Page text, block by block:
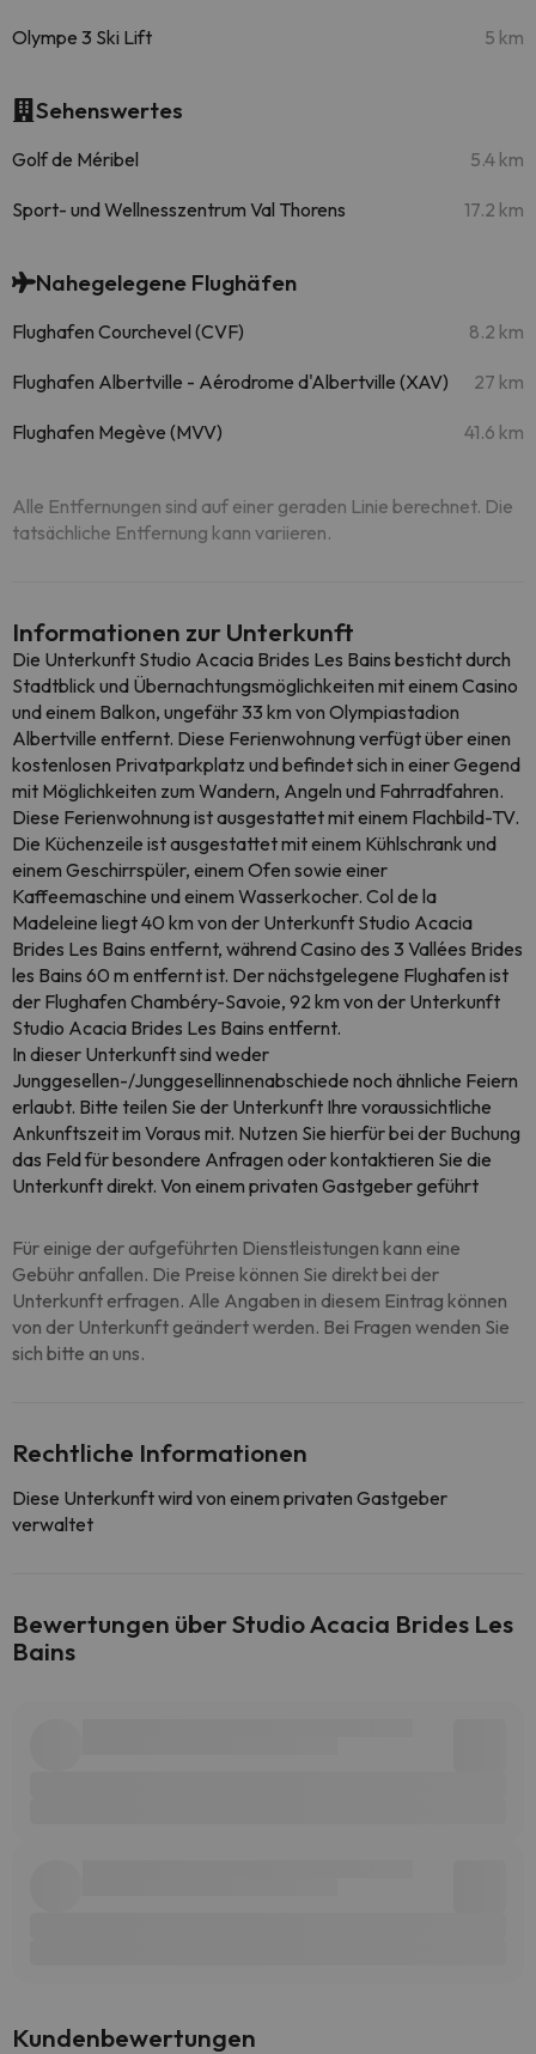
Olympe 3 Ski Lift 5 km
Sehenswertes
Golf de Méribel 5.4 km
Sport- und Wellnesszentrum Val Thorens 17.2 km
Nahegelegene Flughäfen
Flughafen Courchevel (CVF) 8.2 km
Flughafen Albertville - Aérodrome d'Albertville (XAV) 27 km
Flughafen Megève (MVV) 41.6 km
Alle Entfernungen sind auf einer geraden Linie berechnet. Die
tatsächliche Entfernung kann variieren.
Informationen zur Unterkunft
Die Unterkunft Studio Acacia Brides Les Bains besticht durch
Stadtblick und Übernachtungsmöglichkeiten mit einem Casino
und einem Balkon, ungefähr 33 km von Olympiastadion
Albertville entfernt. Diese Ferienwohnung verfügt über einen
kostenlosen Privatparkplatz und befindet sich in einer Gegend
mit Möglichkeiten zum Wandern, Angeln und Fahrradfahren.
Diese Ferienwohnung ist ausgestattet mit einem Flachbild-TV.
Die Küchenzeile ist ausgestattet mit einem Kühlschrank und
einem Geschirrspüler, einem Ofen sowie einer
Kaffeemaschine und einem Wasserkocher. Col de la
Madeleine liegt 40 km von der Unterkunft Studio Acacia
Brides Les Bains entfernt, während Casino des 3 Vallées Brides
les Bains 60 m entfernt ist. Der nächstgelegene Flughafen ist
der Flughafen Chambéry-Savoie, 92 km von der Unterkunft
Studio Acacia Brides Les Bains entfernt.
In dieser Unterkunft sind weder
Junggesellen-/Junggesellinnenabschiede noch ähnliche Feiern
erlaubt. Bitte teilen Sie der Unterkunft Ihre voraussichtliche
Ankunftszeit im Voraus mit. Nutzen Sie hierfür bei der Buchung
das Feld für besondere Anfragen oder kontaktieren Sie die
Unterkunft direkt. Von einem privaten Gastgeber geführt
Für einige der aufgeführten Dienstleistungen kann eine
Gebühr anfallen. Die Preise können Sie direkt bei der
Unterkunft erfragen. Alle Angaben in diesem Eintrag können
von der Unterkunft geändert werden. Bei Fragen wenden Sie
sich bitte an uns.
Rechtliche Informationen
Diese Unterkunft wird von einem privaten Gastgeber
verwaltet
Bewertungen über Studio Acacia Brides Les
Bains
Kundenbewertungen